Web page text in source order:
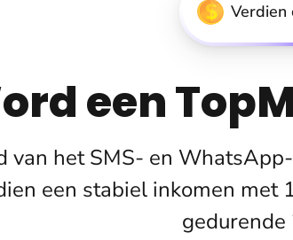
Verdien
een
van het SMS- en
een stabiel inkomen met
gedurende